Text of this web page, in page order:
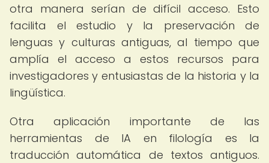
otra manera serían de difícil acceso. Esto
facilita el estudio y la preservación de
lenguas y culturas antiguas, al tiempo que
amplía el acceso a estos recursos para
investigadores y entusiastas de la historia y la
lingüística.
Otra aplicación importante de las
herramientas de IA en filología es la
traducción automática de textos antiguos.